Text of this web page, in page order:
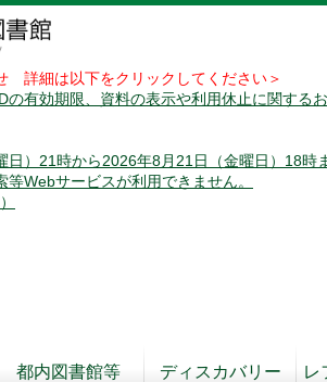
詳細は以下をクリックしてください＞
の有効期限、資料の表示や利用休止に関する
日）21時から2026年8月21日（金曜日）18時
Webサービスが利用できません。
都内図書館等
ディスカバリー
レ